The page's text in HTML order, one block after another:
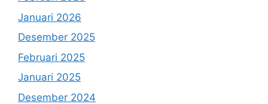
Januari 2026
Desember 2025
Februari 2025
Januari 2025
Desember 2024